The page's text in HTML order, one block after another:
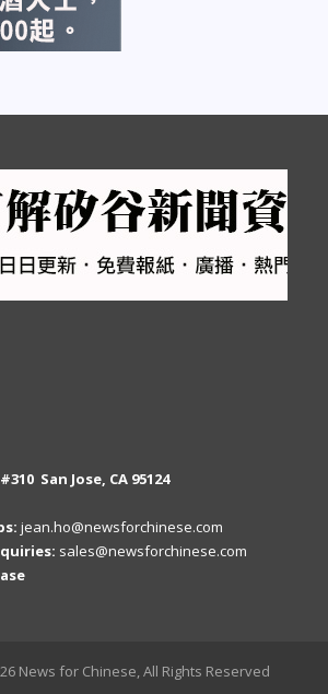
San Jose, CA 95124
jean.ho@newsforchinese.com
sales@newsforchinese.com
News for Chinese, All Rights Reserved